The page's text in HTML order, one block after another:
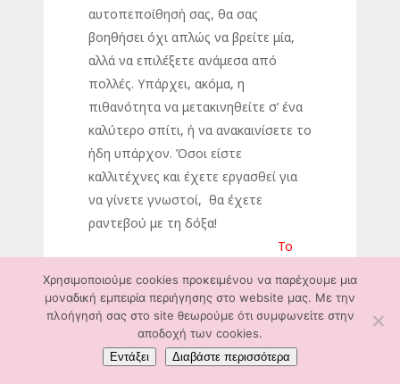
αυτοπεποίθησή σας, θα σας
βοηθήσει όχι απλώς να βρείτε μία,
αλλά να επιλέξετε ανάμεσα από
πολλές. Υπάρχει, ακόμα, η
πιθανότητα να μετακινηθείτε σ’ ένα
καλύτερο σπίτι, ή να ανακαινίσετε το
ήδη υπάρχον. Όσοι είστε
καλλιτέχνες και έχετε εργασθεί για
να γίνετε γνωστοί, θα έχετε
ραντεβού με τη δόξα!
Το
Τοξότη
Είναι μια πολύ θετική περίοδος για
εσάς, καθώς προβλέπεται οικονομική
και ψυχική ανάκαμψη, ακόμα και μέσα
Χρησιμοποιούμε cookies προκειμένου να παρέχουμε μια
μοναδική εμπειρία περιήγησης στο website μας. Με την
πλοήγησή σας στο site θεωρούμε ότι συμφωνείτε στην
αποδοχή των cookies.
Εντάξει Διαβάστε περισσότερα